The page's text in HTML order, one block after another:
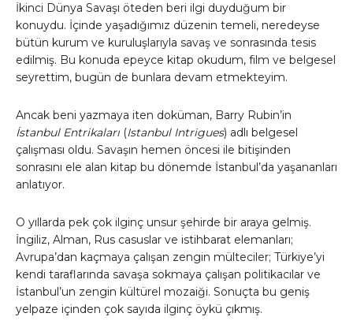
İkinci Dünya Savaşı öteden beri ilgi duyduğum bir
konuydu. İçinde yaşadığımız düzenin temeli, neredeyse
bütün kurum ve kuruluşlarıyla savaş ve sonrasında tesis
edilmiş. Bu konuda epeyce kitap okudum, film ve belgesel
seyrettim, bugün de bunlara devam etmekteyim.
Ancak beni yazmaya iten doküman, Barry Rubin’in
İstanbul Entrikaları (Istanbul Intrigues) adlı belgesel
çalışması oldu. Savaşın hemen öncesi ile bitişinden
sonrasını ele alan kitap bu dönemde İstanbul’da yaşananları
anlatıyor.
O yıllarda pek çok ilginç unsur şehirde bir araya gelmiş.
İngiliz, Alman, Rus casuslar ve istihbarat elemanları;
Avrupa’dan kaçmaya çalışan zengin mülteciler; Türkiye’yi
kendi taraflarında savaşa sokmaya çalışan politikacılar ve
İstanbul’un zengin kültürel mozaiği. Sonuçta bu geniş
yelpaze içinden çok sayıda ilginç öykü çıkmış.